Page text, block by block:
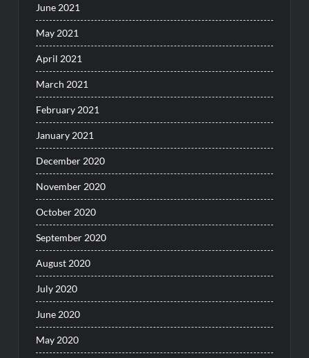
June 2021
May 2021
April 2021
March 2021
February 2021
January 2021
December 2020
November 2020
October 2020
September 2020
August 2020
July 2020
June 2020
May 2020